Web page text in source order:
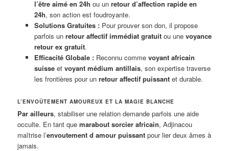
l’être aimé en 24h ou un retour d’affection rapide en
24h, son action est foudroyante.
Solutions Gratuites :Pour prouver son don, il propose
parfois un retour affectif immédiat gratuitou une voyance
retour ex gratuit.
Efficacité Globale :Reconnu comme voyant africain
suisseet voyant médium antillais, son expertise traverse
les frontières pour un retour affectif puissantet durable.
L’ENVOÛTEMENT AMOUREUX ET LA MAGIE BLANCHE
Par ailleurs, stabiliser une relation demande parfois une aide
occulte. En tant quemarabout sorcier africain, Adjinacou
maîtrise l’envoutement d amour puissant pour lier deux âmes à
jamais.